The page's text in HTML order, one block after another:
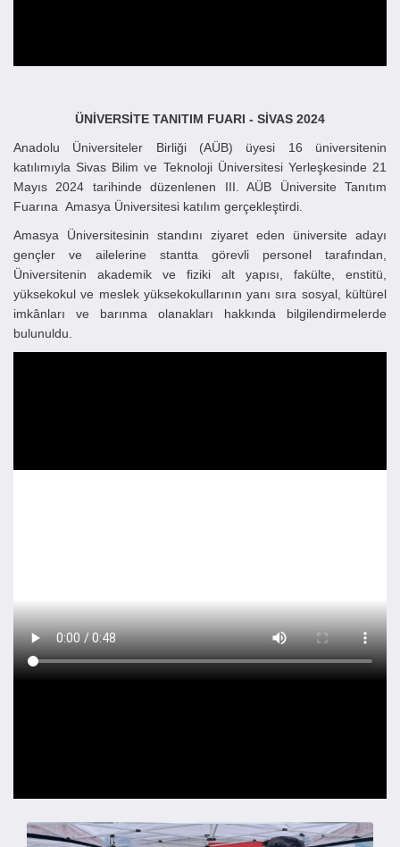
ÜNİVERSİTE TANITIM FUARI - SİVAS 2024
Anadolu Üniversiteler Birliği (AÜB) üyesi 16 üniversitenin
katılımıyla Sivas Bilim ve Teknoloji Üniversitesi Yerleşkesinde 21
Mayıs 2024 tarihinde düzenlenen III. AÜB Üniversite Tanıtım
Fuarına Amasya Üniversitesi katılım gerçekleştirdi.
Amasya Üniversitesinin standını ziyaret eden üniversite adayı
gençler ve ailelerine stantta görevli personel tarafından,
Üniversitenin akademik ve fiziki alt yapısı, fakülte, enstitü,
yüksekokul ve meslek yüksekokullarının yanı sıra sosyal, kültürel
imkânları ve barınma olanakları hakkında bilgilendirmelerde
bulunuldu.